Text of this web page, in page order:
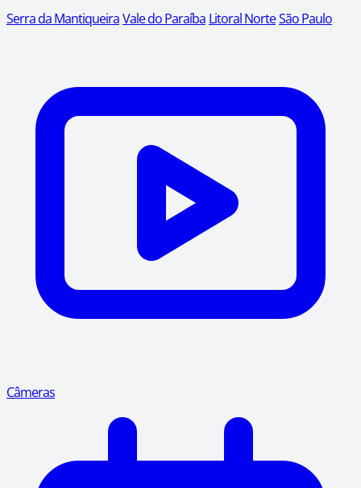
Serra da MantiqueiraVale do Paraíba Litoral NorteSão Paulo
Câmeras